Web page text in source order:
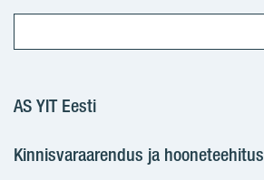
AS YIT Eesti
Kinnisvaraarendus ja hooneteehitus